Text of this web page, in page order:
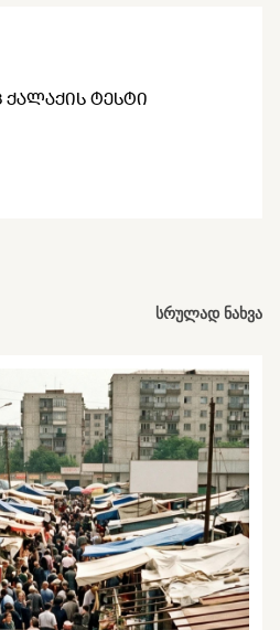
ᲢᲔᲡᲢᲘ
სრულად ნახვა